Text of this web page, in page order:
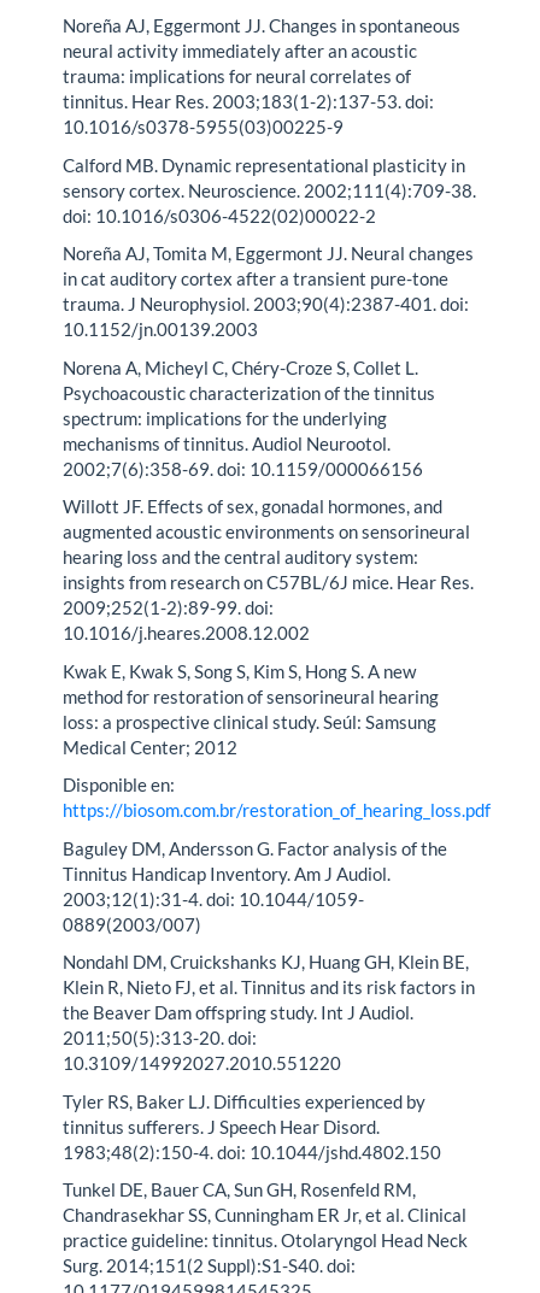
Noreña AJ, Eggermont JJ. Changes in spontaneous
neural activity immediately after an acoustic
trauma: implications for neural correlates of
tinnitus. Hear Res. 2003;183(1-2):137-53. doi:
10.1016/s0378-5955(03)00225-9
Calford MB. Dynamic representational plasticity in
sensory cortex. Neuroscience. 2002;111(4):709-38.
doi: 10.1016/s0306-4522(02)00022-2
Noreña AJ, Tomita M, Eggermont JJ. Neural changes
in cat auditory cortex after a transient pure-tone
trauma. J Neurophysiol. 2003;90(4):2387-401. doi:
10.1152/jn.00139.2003
Norena A, Micheyl C, Chéry-Croze S, Collet L.
Psychoacoustic characterization of the tinnitus
spectrum: implications for the underlying
mechanisms of tinnitus. Audiol Neurootol.
2002;7(6):358-69. doi: 10.1159/000066156
Willott JF. Effects of sex, gonadal hormones, and
augmented acoustic environments on sensorineural
hearing loss and the central auditory system:
insights from research on C57BL/6J mice. Hear Res.
2009;252(1-2):89-99. doi:
10.1016/j.heares.2008.12.002
Kwak E, Kwak S, Song S, Kim S, Hong S. A new
method for restoration of sensorineural hearing
loss: a prospective clinical study. Seúl: Samsung
Medical Center; 2012
Disponible en:
https://biosom.com.br/restoration_of_hearing_loss.pdf
Baguley DM, Andersson G. Factor analysis of the
Tinnitus Handicap Inventory. Am J Audiol.
2003;12(1):31-4. doi: 10.1044/1059-
0889(2003/007)
Nondahl DM, Cruickshanks KJ, Huang GH, Klein BE,
Klein R, Nieto FJ, et al. Tinnitus and its risk factors in
the Beaver Dam offspring study. Int J Audiol.
2011;50(5):313-20. doi:
10.3109/14992027.2010.551220
Tyler RS, Baker LJ. Difficulties experienced by
tinnitus sufferers. J Speech Hear Disord.
1983;48(2):150-4. doi: 10.1044/jshd.4802.150
Tunkel DE, Bauer CA, Sun GH, Rosenfeld RM,
Chandrasekhar SS, Cunningham ER Jr, et al. Clinical
practice guideline: tinnitus. Otolaryngol Head Neck
Surg. 2014;151(2 Suppl):S1-S40. doi: